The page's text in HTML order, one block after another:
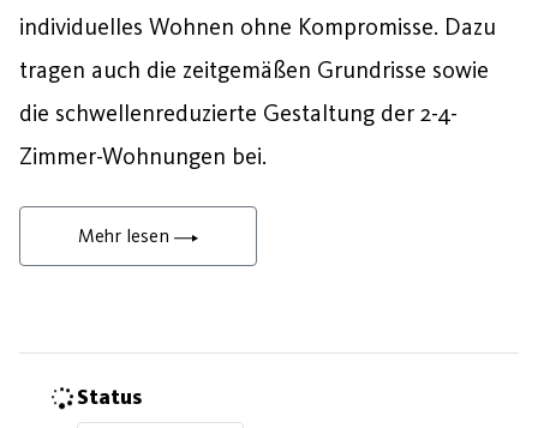
individuelles Wohnen ohne Kompromisse. Dazu
tragen auch die zeitgemäßen Grundrisse sowie
die schwellenreduzierte Gestaltung der 2-4-
Zimmer-Wohnungen bei.
Mehr lesen
Status